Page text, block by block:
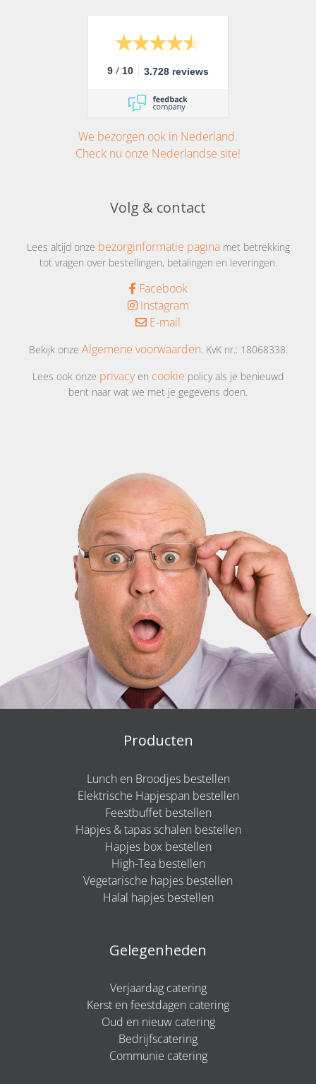
9 / 10 3.728 reviews
We bezorgen ook in Nederland.
Check nu onze Nederlandse site!
Volg & contact
Lees altijd onze bezorginformatie paginamet betrekking
tot vragen over bestellingen, betalingen en leveringen.
Facebook
Instagram
E-mail
Bekijk onze Algemene voorwaarden. KvK nr.: 18068338.
Lees ook onze privacyen cookie policy als je benieuwd
bent naar wat we met je gegevens doen.
Producten
Lunch en Broodjes bestellen
Elektrische Hapjespan bestellen
Feestbuffet bestellen
Hapjes & tapas schalen bestellen
Hapjes box bestellen
High-Tea bestellen
Vegetarische hapjes bestellen
Halal hapjes bestellen
Gelegenheden
Verjaardag catering
Kerst en feestdagen catering
Oud en nieuw catering
Bedrijfscatering
Communie catering